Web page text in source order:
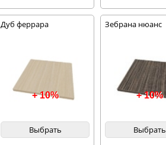
Дуб феррара
+ 10%
Выбрать
Зебрана нюанс
+ 10%
Выбрать